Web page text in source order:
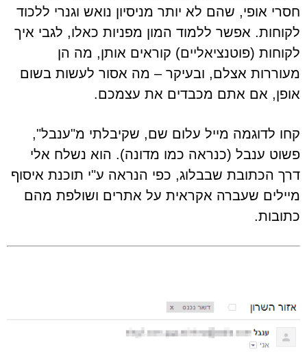
חסרי אופי, שהם לא יותר מניסיון נואש וגנרי ללכוד
לקוחות. אפשר ללמוד המון מפניות כאלו, לגבי איך
לקוחות (פוטנציאליים) קוראים אותן, מה הן
מעוררות אצלם, ובעיקר – מה אסור לעשות בשום
אופן, אם אתם מכבדים את עצמכם.
קחו לדוגמה מייל עלום שם, שקיבלתי מ"ענבל",
פשוט ענבל (כנראה כמו מדונה). הוא נשלח אלי
דרך הכתובת שבבלוג, כפי הנראה ע"י תוכנת איסוף
מיילים שעברה אקראית על אתרים ושולפת מהם
כתובות.